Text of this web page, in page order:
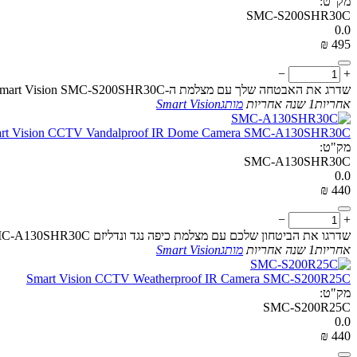
SMC-S200SHR30C
0.0
₪ ‍495‍
+
−
שדרג את האבטחה שלך עם מצלמת ה-IR Smart Vision SMC-S200SHR30C: מצלמה עמידה בפני מזג האוויר המציעה רזולוציית HD ויכולת ראיית לילה יוצאת דופן
אחריות1 שנה אחריות מותגSmart Vision
Vision CCTV Vandalproof IR Dome Camera SMC-A130SHR30C
מק"ט:
SMC-A130SHR30C
0.0
₪ ‍440‍
+
−
שדרגו את הביטחון שלכם עם מצלמת כיפה נגד ונדליזם SMC-A130SHR30C של Smart Vision, המציעה רישום ברור ואמין בכל סביבה
אחריות1 שנה אחריות מותגSmart Vision
Smart Vision CCTV Weatherproof IR Camera SMC-S200R25C
מק"ט:
SMC-S200R25C
0.0
₪ ‍440‍